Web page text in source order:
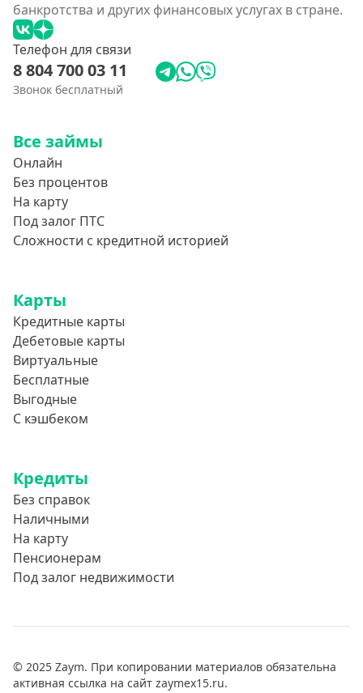
банкротства и других финансовых услугах в стране.
Телефон для связи
8 804 700 03 11
Звонок бесплатный
Все займы
Онлайн
Без процентов
На карту
Под залог ПТС
Сложности с кредитной историей
Карты
Кредитные карты
Дебетовые карты
Виртуальные
Бесплатные
Выгодные
С кэшбеком
Кредиты
Без справок
Наличными
На карту
Пенсионерам
Под залог недвижимости
© 2025 Zaym. При копировании материалов обязательна
активная ссылка на сайт zaymex15.ru.